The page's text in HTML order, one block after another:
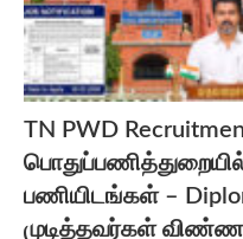
TN PWD
பணியிடங்கள் –
முடித்தவர்கள்